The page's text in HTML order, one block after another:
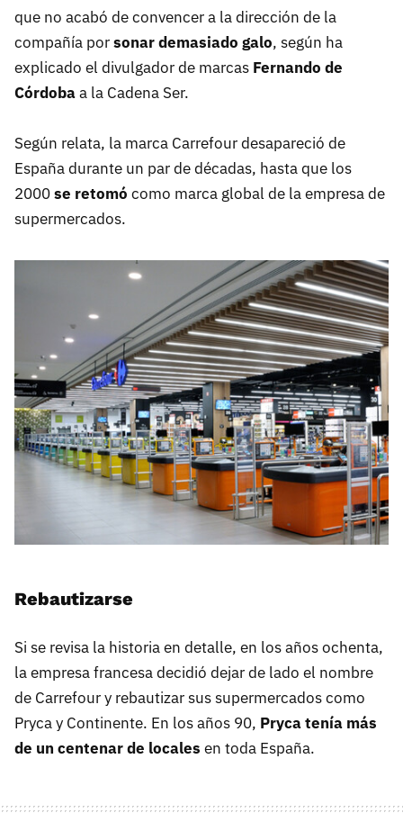
que no acabó de convencer a la dirección de la
compañía porsonar demasiado galo, según ha
explicado el divulgador de marcas Fernando de
Córdobaa la Cadena Ser.
Según relata, la marca Carrefour desapareció de
España durante un par de décadas, hasta que los
2000se retomó como marca global de la empresa de
supermercados.
Rebautizarse
Si se revisa la historia en detalle, en los años ochenta,
la empresa francesa decidió dejar de lado el nombre
de Carrefour y rebautizar sus supermercados como
Pryca y Continente. En los años 90, Pryca tenía más
de un centenar de locales en toda España.